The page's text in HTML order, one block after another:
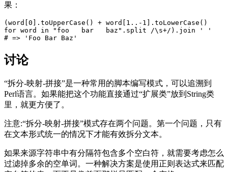
果：
(word[0].toUpperCase() + word[1..-1].toLowerCase()
for word in "foo   bar   baz".split /\s+/).join ' '
讨论
“拆分-映射-拼接”是一种常用的脚本编写模式，可以追溯到
Perl语言。如果能把这个功能直接通过“扩展类”放到String类
里，就更方便了。
注意:“拆分-映射-拼接”模式存在两个问题。第一个问题，只有
在文本形式统一的情况下才能有效拆分文本。
如果来源字符串中有分隔符包含多个空白符，就需要考虑怎么
过滤掉多余的空单词。一种解决方案是使用正则表达式来匹配